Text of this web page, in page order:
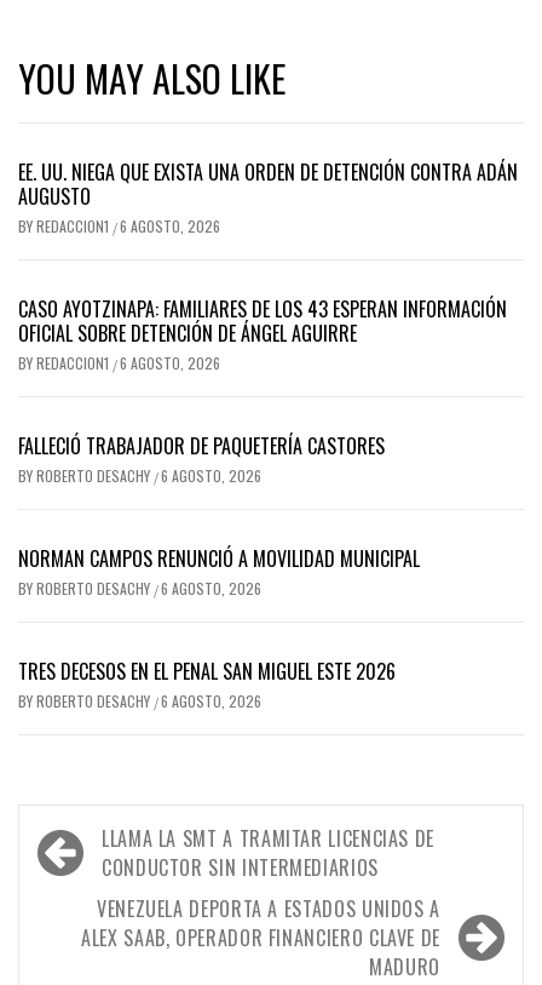
YOU MAY ALSO LIKE
EE. UU. NIEGA QUE EXISTA UNA ORDEN DE DETENCIÓN CONTRA ADÁN
AUGUSTO
BYREDACCION1 /6 AGOSTO, 2026
CASO AYOTZINAPA: FAMILIARES DE LOS 43 ESPERAN INFORMACIÓN
OFICIAL SOBRE DETENCIÓN DE ÁNGEL AGUIRRE
BYREDACCION1 /6 AGOSTO, 2026
FALLECIÓ TRABAJADOR DE PAQUETERÍA CASTORES
BYROBERTO DESACHY /6 AGOSTO, 2026
NORMAN CAMPOS RENUNCIÓ A MOVILIDAD MUNICIPAL
BYROBERTO DESACHY /6 AGOSTO, 2026
TRES DECESOS EN EL PENAL SAN MIGUEL ESTE 2026
BYROBERTO DESACHY /6 AGOSTO, 2026
Navegación
de
entradas
LLAMA LA SMT A TRAMITAR LICENCIAS DE
CONDUCTOR SIN INTERMEDIARIOS
VENEZUELA DEPORTA A ESTADOS UNIDOS A
ALEX SAAB, OPERADOR FINANCIERO CLAVE DE
MADURO